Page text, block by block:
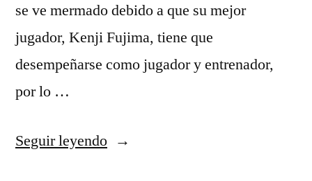
se ve mermado debido a que su mejor
jugador, Kenji Fujima, tiene que
desempeñarse como jugador y entrenador,
por lo …
Seguir leyendo«cómo